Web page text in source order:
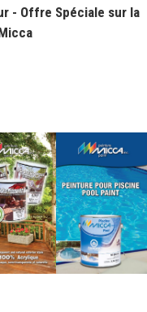
- Offre Spéciale sur la